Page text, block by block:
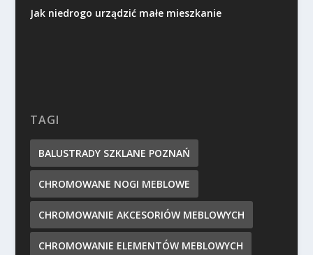
Jak niedrogo urządzić małe mieszkanie
TAGI
BALUSTRADY SZKLANE POZNAŃ
CHROMOWANE NOGI MEBLOWE
CHROMOWANIE AKCESORIÓW MEBLOWYCH
CHROMOWANIE ELEMENTÓW MEBLOWYCH